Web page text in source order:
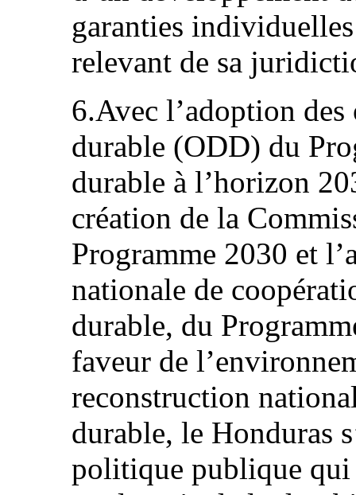
garanties
relevant de sa
6.Avec l’adoption
durable (ODD) du
durable à l’horizon
création de la
Programme 2030 et
nationale de
durable, du
faveur de
reconstruction
durable, le Honduras
politique publique qui